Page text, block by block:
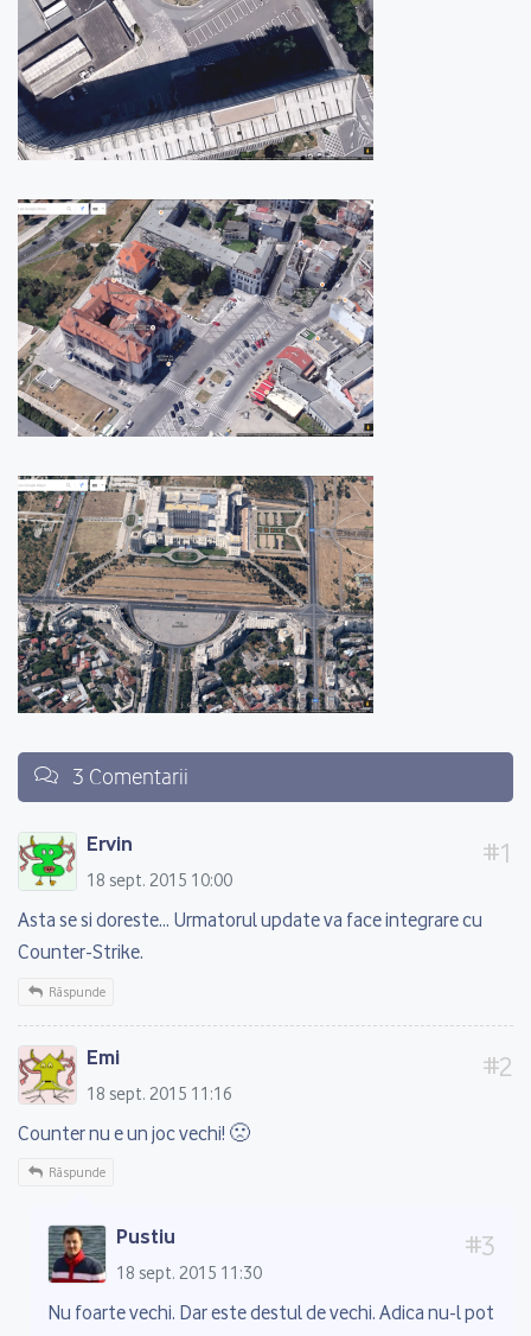
3 Comentarii
Ervin
18 sept. 2015 10:00
Asta se si doreste… Urmatorul update va face integrare cu
Counter-Strike.
Răspunde
Emi
18 sept. 2015 11:16
Counter nu e un joc vechi! 🙁
Răspunde
Pustiu
18 sept. 2015 11:30
Nu foarte vechi. Dar este destul de vechi. Adica nu-l pot